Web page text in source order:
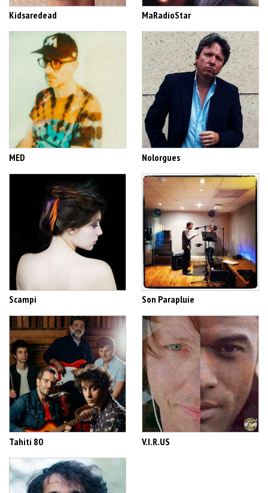
Kidsaredead MaRadioStar
MED Nolorgues
Scampi Son Parapluie
Tahiti 80 V.I.R.US